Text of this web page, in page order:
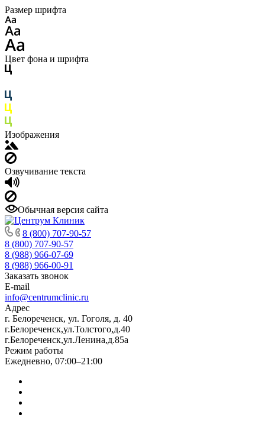
Размер шрифта
Цвет фона и шрифта
Изображения
Озвучивание текста
Обычная версия сайта
8 (800) 707-90-57
8 (800) 707-90-57
8 (988) 966-07-69
8 (988) 966-00-91
Заказать звонок
E-mail
info@centrumclinic.ru
Адрес
г. Белореченск, ул. Гоголя, д. 40
г.Белореченск,ул.Толстого,д.40
г.Белореченск,ул.Ленина,д.85а
Режим работы
Ежедневно, 07:00–21:00